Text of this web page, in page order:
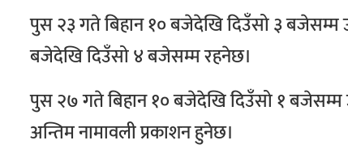
पुस २३ गते बिहान १० बजेदेखि दिउँसो ३ बजेसम्म
बजेदेखि दिउँसो ४ बजेसम्म रहनेछ।
पुस २७ गते बिहान १० बजेदेखि दिउँसो १ बजेसम्म
अन्तिम नामावली प्रकाशन हुनेछ।